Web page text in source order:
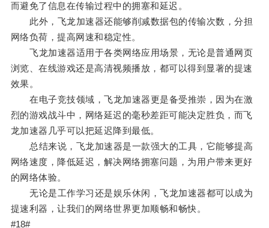
而避免了信息在传输过程中的拥塞和延迟。
此外，飞龙加速器还能够削减数据包的传输次数，分担
网络负荷，提高网速和稳定性。
飞龙加速器适用于各类网络应用场景，无论是普通网页
浏览、在线游戏还是高清视频播放，都可以得到显著的提速
效果。
在电子竞技领域，飞龙加速器更是备受推崇，因为在激
烈的游戏战斗中，网络延迟的毫秒差距可能决定胜负，而飞
龙加速器几乎可以把延迟降到最低。
总结来说，飞龙加速器是一款强大的工具，它能够提高
网络速度，降低延迟，解决网络拥塞问题，为用户带来更好
的网络体验。
无论是工作学习还是娱乐休闲，飞龙加速器都可以成为
提速利器，让我们的网络世界更加顺畅和畅快。
#18#